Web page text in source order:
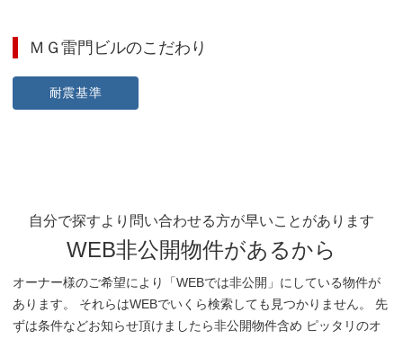
ＭＧ雷門ビルのこだわり
耐震基準
自分で探すより問い合わせる方が早いことがあります
WEB非公開物件があるから
オーナー様のご希望により「WEBでは非公開」にしている物件が
あります。 それらはWEBでいくら検索しても見つかりません。 先
ずは条件などお知らせ頂けましたら非公開物件含め ピッタリのオ